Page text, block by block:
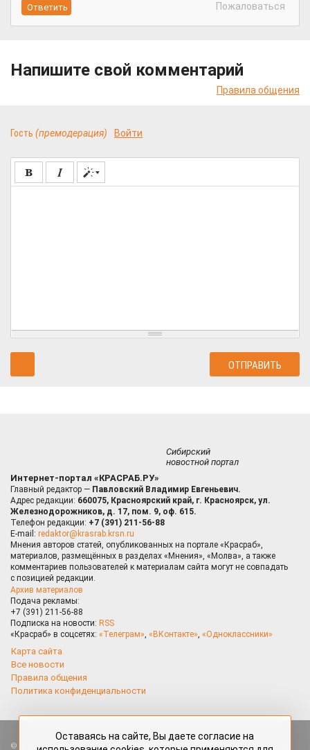
Пожаловаться
Напишите свой комментарий
Правила общения
Гость (премодерация) Войти
Сибирский
новостной портал
Интернет-портал «КРАСРАБ.РУ»
Главный редактор — Павловский Владимир Евгеньевич.
Адрес редакции: 660075, Красноярский край, г. Красноярск, ул.
Железнодорожников, д. 17, пом. 9, оф. 615.
Телефон редакции: +7 (391) 211-56-88
E-mail: redaktor@krasrab.krsn.ru
Мнения авторов статей, опубликованных на портале «Красраб»,
материалов, размещённых в разделах «Мнения», «Молва», а также
комментариев пользователей к материалам сайта могут не совпадать
с позицией редакции.
Архив материалов
Подача рекламы:
+7 (391) 211-56-88
Подписка на новости: RSS
«Красраб» в соцсетях: «Телеграм», «ВКонтакте», «Одноклассники»
Карта сайта
Все новости
Правила общения
Политика конфиденциальности
Все права защищены. Любые материалы, размещённые на портале
Оставаясь на сайте, Вы даете согласие на